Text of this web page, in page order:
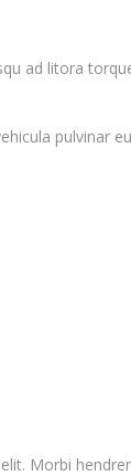
ad litora
pulvinar
Morbi